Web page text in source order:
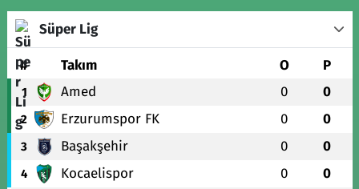
Süper Lig
# Takım O P
1 Amed 0 0
2 Erzurumspor FK 0 0
3 Başakşehir 0 0
4 Kocaelispor 0 0